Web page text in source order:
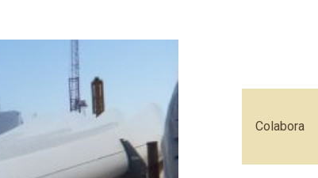
Colabora